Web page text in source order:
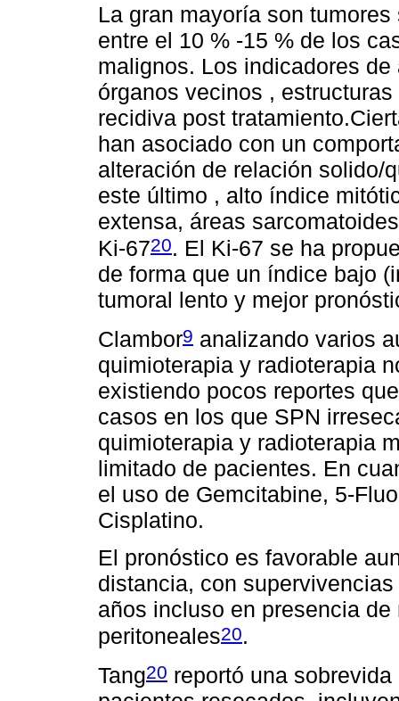
La gran mayoría son
entre el 10 % -15 % de los
malignos. Los indicadores
órganos vecinos ,
recidiva post
han asociado con un
alteración de relación solido/
este último , alto índice
extensa, áreas
Ki-6720. El Ki-67 se ha
de forma que un índice bajo
tumoral lento y mejor
Clambor9 analizando varios
quimioterapia y radioterapia
existiendo pocos reportes
casos en los que SPN
quimioterapia y radioterapia
limitado de pacientes. En
el uso de Gemcitabine, 5-
Cisplatino.
El pronóstico es favorable
distancia, con
años incluso en presencia
peritoneales20.
Tang20 reportó una